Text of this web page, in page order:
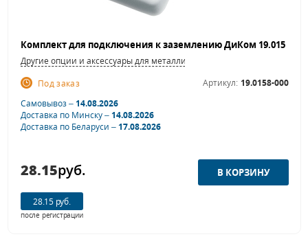
Другие опции и аксессуары для металлической мебели
Под заказ
Артикул: 19.0158-000
Самовывоз –14.08.2026
Доставка по Минску –14.08.2026
Доставка по Беларуси –17.08.2026
28.15руб.
28.15 руб.
после регистрации